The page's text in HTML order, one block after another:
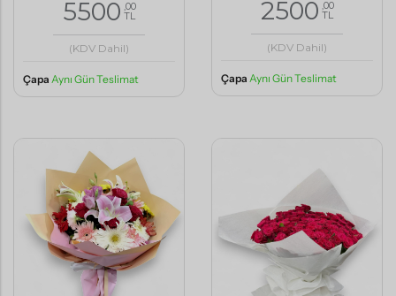
5500 ,00
TL
(KDV Dahil)
Çapa Aynı Gün Teslimat
2500 ,00
TL
(KDV Dahil)
Çapa Aynı Gün Teslimat